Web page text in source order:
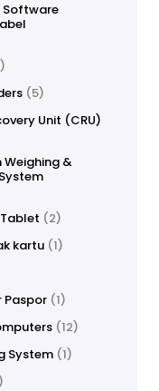
Software
5
Unit (CRU)
Weighing &
2
kartu 1
Paspor 1
12
System 1